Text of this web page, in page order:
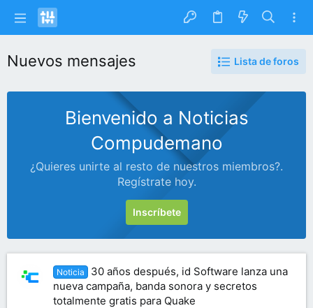
Nuevos mensajes Lista de foros
Bienvenido a Noticias
Compudemano
¿Quieres unirte al resto de nuestros miembros?.
Regístrate hoy.
Inscríbete
Noticia
30 años después, id Software lanza una
nueva campaña, banda sonora y secretos
totalmente gratis para Quake